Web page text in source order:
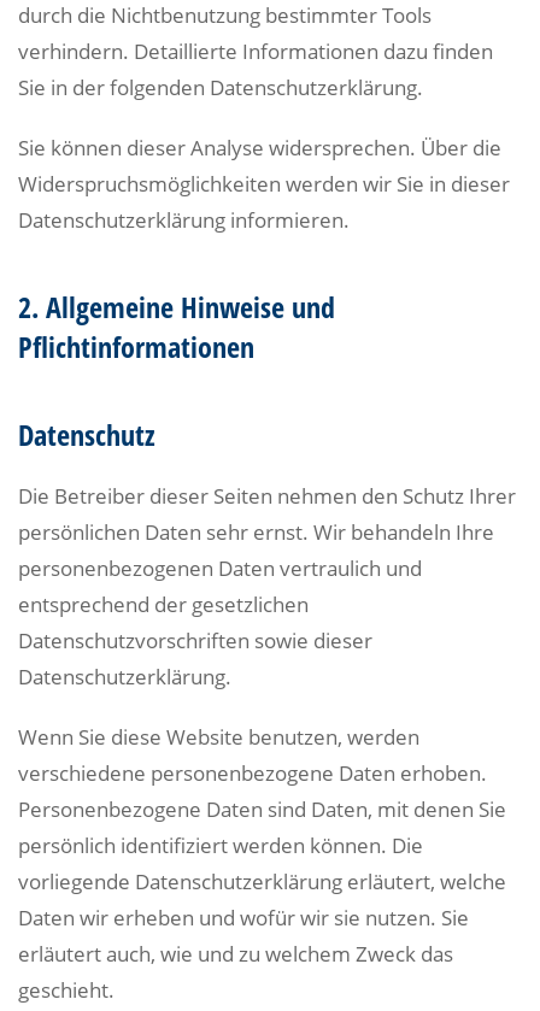
durch die Nichtbenutzung bestimmter Tools
verhindern. Detaillierte Informationen dazu finden
Sie in der folgenden Datenschutzerklärung.
Sie können dieser Analyse widersprechen. Über die
Widerspruchsmöglichkeiten werden wir Sie in dieser
Datenschutzerklärung informieren.
2. Allgemeine Hinweise und
Pflichtinformationen
Datenschutz
Die Betreiber dieser Seiten nehmen den Schutz Ihrer
persönlichen Daten sehr ernst. Wir behandeln Ihre
personenbezogenen Daten vertraulich und
entsprechend der gesetzlichen
Datenschutzvorschriften sowie dieser
Datenschutzerklärung.
Wenn Sie diese Website benutzen, werden
verschiedene personenbezogene Daten erhoben.
Personenbezogene Daten sind Daten, mit denen Sie
persönlich identifiziert werden können. Die
vorliegende Datenschutzerklärung erläutert, welche
Daten wir erheben und wofür wir sie nutzen. Sie
erläutert auch, wie und zu welchem Zweck das
geschieht.